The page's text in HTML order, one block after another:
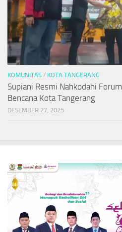
KOMUNITAS / KOTA TANGERANG
Supiani Resmi Nahkodahi
Bencana Kota Tangerang
DESEMBER 27, 2025